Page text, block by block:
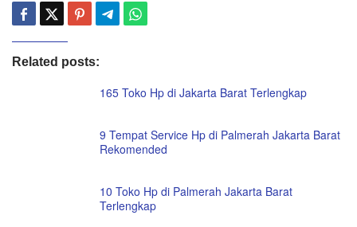
Related posts:
165 Toko Hp di Jakarta Barat Terlengkap
9 Tempat Service Hp di Palmerah Jakarta Barat
Rekomended
10 Toko Hp di Palmerah Jakarta Barat
Terlengkap